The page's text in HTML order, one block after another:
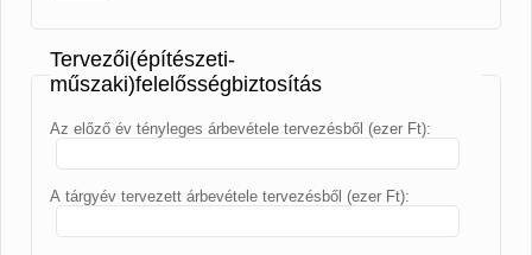
Tervezői(építészeti-
műszaki)felelősségbiztosítás
Az előző év tényleges árbevétele tervezésből (ezer Ft):
A tárgyév tervezett árbevétele tervezésből (ezer Ft):